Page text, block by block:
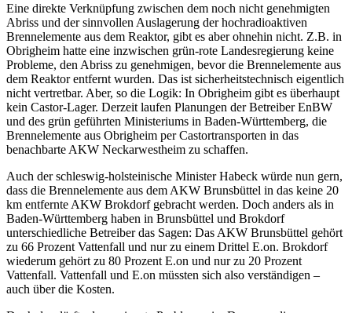
Eine direkte Verknüpfung zwischen dem noch nicht genehmigten
Abriss und der sinnvollen Auslagerung der hochradioaktiven
Brennelemente aus dem Reaktor, gibt es aber ohnehin nicht. Z.B. in
Obrigheim hatte eine inzwischen grün-rote Landesregierung keine
Probleme, den Abriss zu genehmigen, bevor die Brennelemente aus
dem Reaktor entfernt wurden. Das ist sicherheitstechnisch eigentlich
nicht vertretbar. Aber, so die Logik: In Obrigheim gibt es überhaupt
kein Castor-Lager. Derzeit laufen Planungen der Betreiber EnBW
und des grün geführten Ministeriums in Baden-Württemberg, die
Brennelemente aus Obrigheim per Castortransporten in das
benachbarte AKW Neckarwestheim zu schaffen.
Auch der schleswig-holsteinische Minister Habeck würde nun gern,
dass die Brennelemente aus dem AKW Brunsbüttel in das keine 20
km entfernte AKW Brokdorf gebracht werden. Doch anders als in
Baden-Württemberg haben in Brunsbüttel und Brokdorf
unterschiedliche Betreiber das Sagen: Das AKW Brunsbüttel gehört
zu 66 Prozent Vattenfall und nur zu einem Drittel E.on. Brokdorf
wiederum gehört zu 80 Prozent E.on und nur zu 20 Prozent
Vattenfall. Vattenfall und E.on müssten sich also verständigen –
auch über die Kosten.